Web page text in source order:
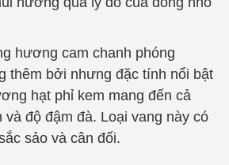
hương cam chanh phóng
thêm bởi nhưng đặc tính nổi bật
hạt phỉ kem mang đến cả
và độ đậm đà. Loại vang này có
sảo và cân đối.